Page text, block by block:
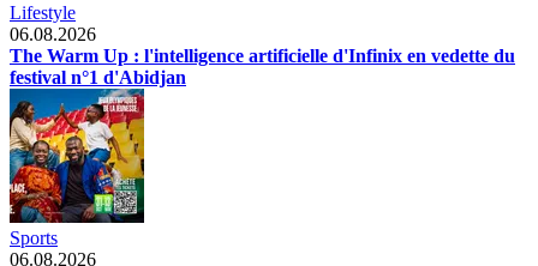
Lifestyle
06.08.2026
The Warm Up : l'intelligence artificielle d'Infinix en vedette du
festival n°1 d'Abidjan
Sports
06.08.2026